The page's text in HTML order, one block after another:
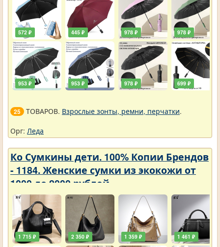
572 ₽
953 ₽
445 ₽
953 ₽
978 ₽
978 ₽
978 ₽
699 ₽
25 ТОВАРОВ. Взрослые зонты, ремни, перчатки.
Орг: Леда
Ко Сумкины дети. 100% Копии Брендов
- 1184. Женские сумки из экокожи от
1000 до 2000 рублей
1 715 ₽ 2 350 ₽ 1 359 ₽ 1 461 ₽